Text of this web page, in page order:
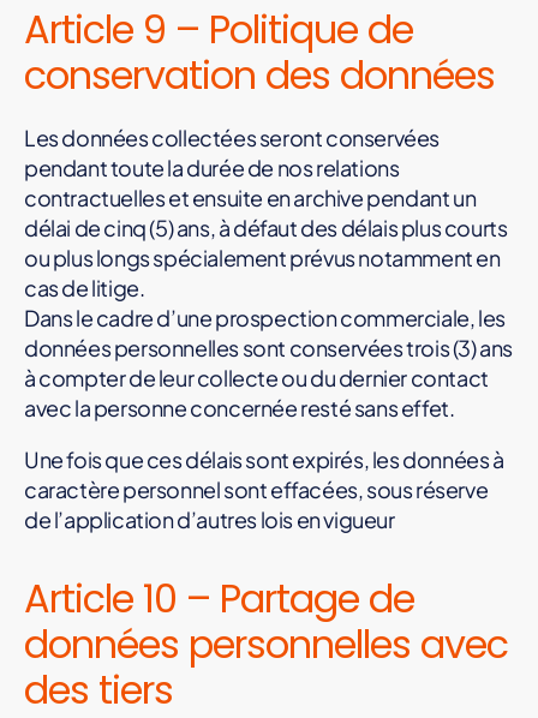
Article 9 – Politique de
conservation des données
Les données collectées seront conservées
pendant toute la durée de nos relations
contractuelles et ensuite en archive pendant un
délai de cinq (5) ans, à défaut des délais plus courts
ou plus longs spécialement prévus notamment en
cas de litige.
Dans le cadre d’une prospection commerciale, les
données personnelles sont conservées trois (3) ans
à compter de leur collecte ou du dernier contact
avec la personne concernée resté sans effet.
Une fois que ces délais sont expirés, les données à
caractère personnel sont effacées, sous réserve
de l’application d’autres lois en vigueur
Article 10 – Partage de
données personnelles avec
des tiers